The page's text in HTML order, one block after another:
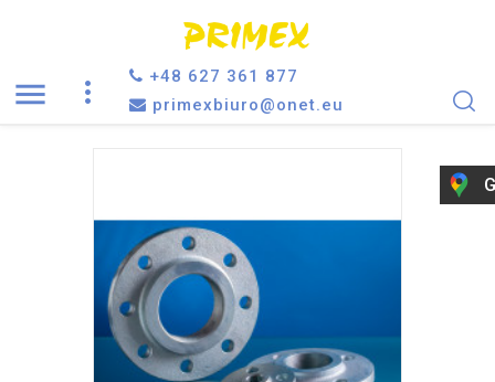

+48 627 361 877
primexbiuro@onet.eu